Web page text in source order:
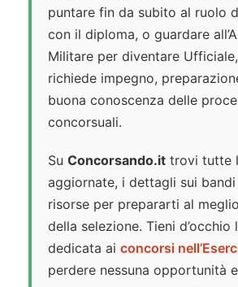
puntare fin da subito al ruolo
con il diploma, o guardare
Militare per diventare
richiede impegno,
buona conoscenza delle
concorsuali.
Su Concorsando.it trovi tutte
aggiornate, i dettagli sui
risorse per prepararti al
della selezione. Tieni d’occhio
dedicata ai concorsi
perdere nessuna opportunità